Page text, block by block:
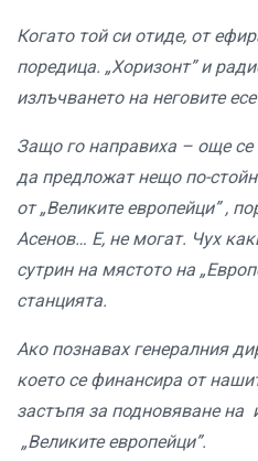
Когато той си отиде, от
поредица. „Хоризонт” и
излъчването на неговите
Защо го направиха – още
да предложат нещо по-
от „Великите европейци” ,
Асенов… Е, не могат. Чух
сутрин на мястото на
станцията.
Ако познавах генералния
което се финансира от
застъпя за подновяване на
„Великите европейци”.